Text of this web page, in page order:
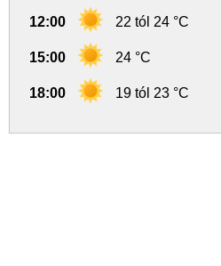
12:00 22 tól 24 °C
15:00 24 °C
18:00 19 tól 23 °C